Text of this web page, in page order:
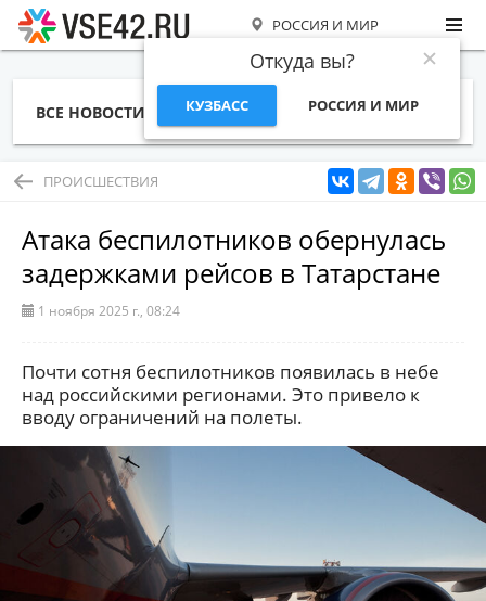
РОССИЯ И МИР
Откуда вы?
КУЗБАСС РОССИЯ И МИР
ВСЕ НОВОСТИ СТАТЬИ ТЕМЫ ФОТО
ПРОИСШЕСТВИЯ
Атака беспилотников обернулась
задержками рейсов в Татарстане
1 ноября 2025 г., 08:24
Почти сотня беспилотников появилась в небе
над российскими регионами. Это привело к
вводу ограничений на полеты.